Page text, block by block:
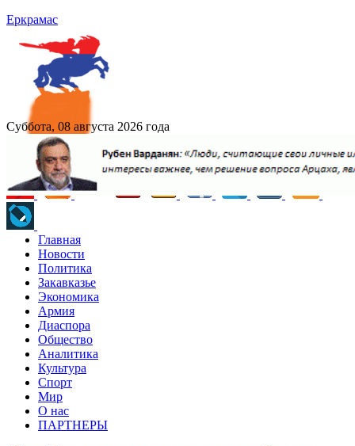
Еркрамас
Суббота, 08 августа 2026 года
Главная
Новости
Политика
Закавказье
Экономика
Армия
Диаспора
Общество
Аналитика
Культура
Спорт
Мир
О нас
ПАРТНЕРЫ